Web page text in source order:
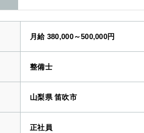
月給 380,000～500,000円
整備士
山梨県 笛吹市
正社員